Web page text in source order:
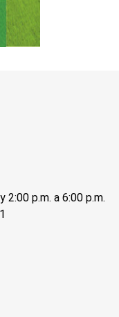
2:00 p.m. a 6:00 p.m.